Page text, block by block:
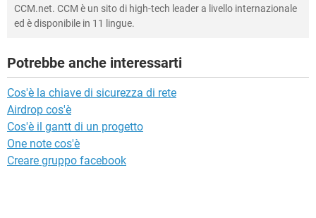
CCM.net. CCM è un sito di high-tech leader a livello internazionale
ed è disponibile in 11 lingue.
Potrebbe anche interessarti
Cos'è la chiave di sicurezza di rete
Airdrop cos'è
Cos'è il gantt di un progetto
One note cos'è
Creare gruppo facebook